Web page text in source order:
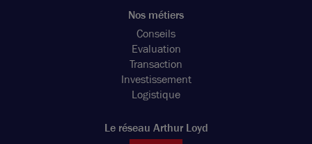
Nos métiers
Conseils
Evaluation
Transaction
Investissement
Logistique
Le réseau Arthur Loyd